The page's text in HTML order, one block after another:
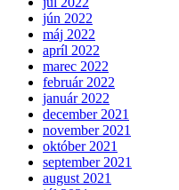
jún 2022
máj 2022
apríl 2022
marec 2022
február 2022
január 2022
december 2021
november 2021
október 2021
september 2021
august 2021